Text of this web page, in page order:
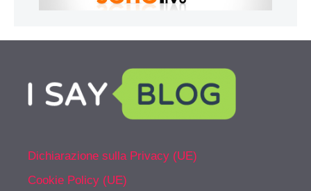
Dichiarazione sulla Privacy (UE)
Cookie Policy (UE)